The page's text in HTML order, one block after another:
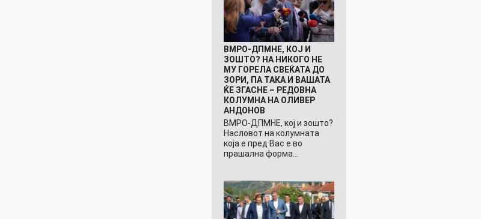
ВМРО-ДПМНЕ, КОЈ И
ЗОШТО? НА НИКОГО НЕ
МУ ГОРЕЛА СВЕЌАТА ДО
ЗОРИ, ПА ТАКА И ВАШАТА
ЌЕ ЗГАСНЕ – РЕДОВНА
КОЛУМНА НА ОЛИВЕР
АНДОНОВ
ВМРО-ДПМНЕ, кој и зошто?
Насловот на колумната
која е пред Вас е во
прашална форма…